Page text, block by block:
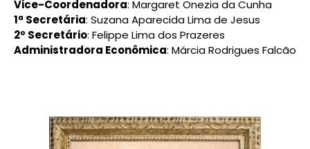
Vice-Coordenadora: Margaret Onezia da Cunha
1ª Secretária: Suzana Aparecida Lima de Jesus
2º Secretário: Felippe Lima dos Prazeres
Administradora Econômica: Márcia Rodrigues Falcão